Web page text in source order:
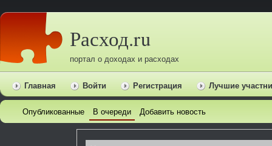
Расход.ru
портал о доходах и расходах
Главная Войти Регистрация Лучшие
Опубликованные В очереди Добавить новость